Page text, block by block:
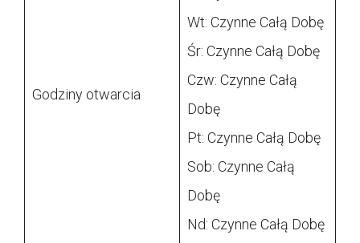
Godziny otwarcia
Wt: Czynne Całą Dobę
Śr: Czynne Całą Dobę
Czw: Czynne Całą
Dobę
Pt: Czynne Całą Dobę
Sob: Czynne Całą
Dobę
Nd: Czynne Całą Dobę